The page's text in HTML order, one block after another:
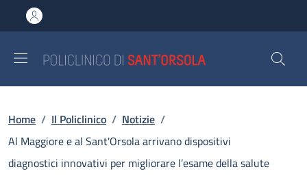
al contenuto principale
to footer content
Briciole di pane
Home / Il Policlinico / Notizie /
Al Maggiore e al Sant'Orsola arrivano dispositivi
diagnostici innovativi per migliorare l’esame della salute